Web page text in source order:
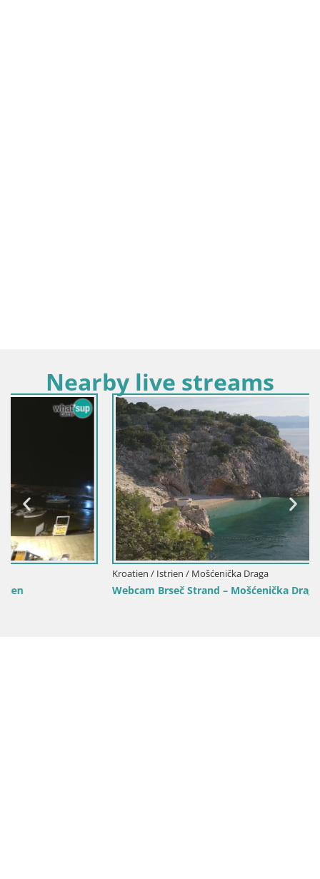
Nearby live streams
Kroatien / Istrien / Mošćenička Draga
Webcam Brseč Strand – Mošćenička Draga – Kroatien